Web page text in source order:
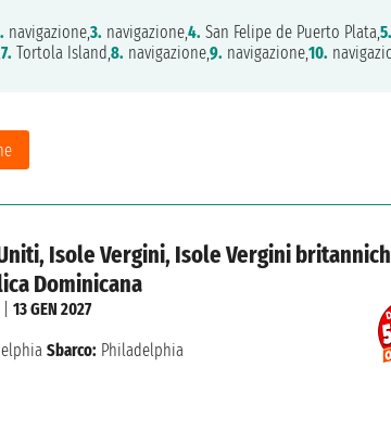
navigazione,3. navigazione,4. San Felipe de Puerto Plata,5.
7. Tortola Island,8. navigazione,9. navigazione,10.
Isole Vergini, Isole Vergini
Dominicana
|13 GEN 2027
Sbarco: Philadelphia